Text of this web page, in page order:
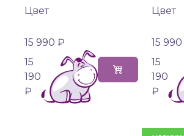
Цвет
15 990 ₽
15
190
₽
Цвет
15
15
190
₽